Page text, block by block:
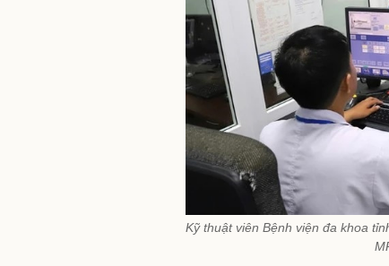
Kỹ thuật viên Bệnh viện đa khoa